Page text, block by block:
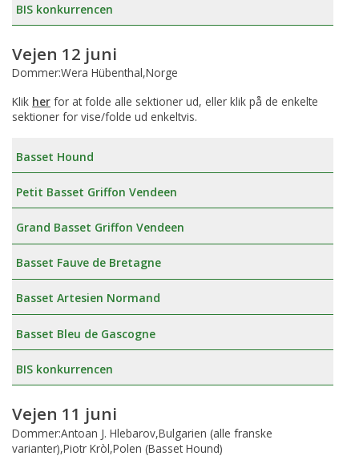
BIS konkurrencen
Vejen 12 juni
Dommer:Wera Hübenthal,Norge
Klik her for at folde alle sektioner ud, eller klik på de enkelte
sektioner for vise/folde ud enkeltvis.
Basset Hound
Petit Basset Griffon Vendeen
Grand Basset Griffon Vendeen
Basset Fauve de Bretagne
Basset Artesien Normand
Basset Bleu de Gascogne
BIS konkurrencen
Vejen 11 juni
Dommer:Antoan J. Hlebarov,Bulgarien (alle franske
varianter),Piotr Kròl,Polen (Basset Hound)